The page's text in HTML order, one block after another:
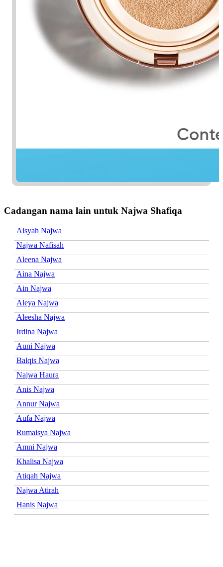
Cadangan nama lain untuk Najwa Shafiqa
Aisyah Najwa
Najwa Nafisah
Aleena Najwa
Aina Najwa
Ain Najwa
Aleya Najwa
Aleesha Najwa
Irdina Najwa
Auni Najwa
Balqis Najwa
Najwa Haura
Anis Najwa
Annur Najwa
Aufa Najwa
Rumaisya Najwa
Amni Najwa
Khalisa Najwa
Atiqah Najwa
Najwa Atirah
Hanis Najwa